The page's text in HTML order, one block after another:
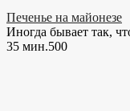
Печенье на майонезе
Иногда бывает так,
35 мин.500